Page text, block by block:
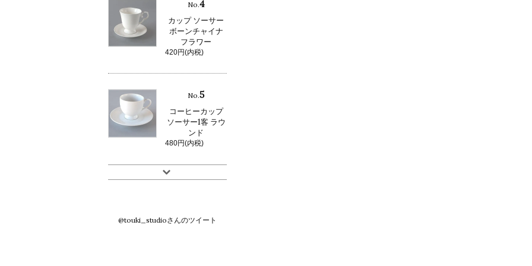
No.4
カップ ソーサー
ボーンチャイナ
フラワー
420円(内税)
No.5
コーヒーカップ
ソーサー1客 ラウ
ンド
480円(内税)
@touki_studioさんのツイート